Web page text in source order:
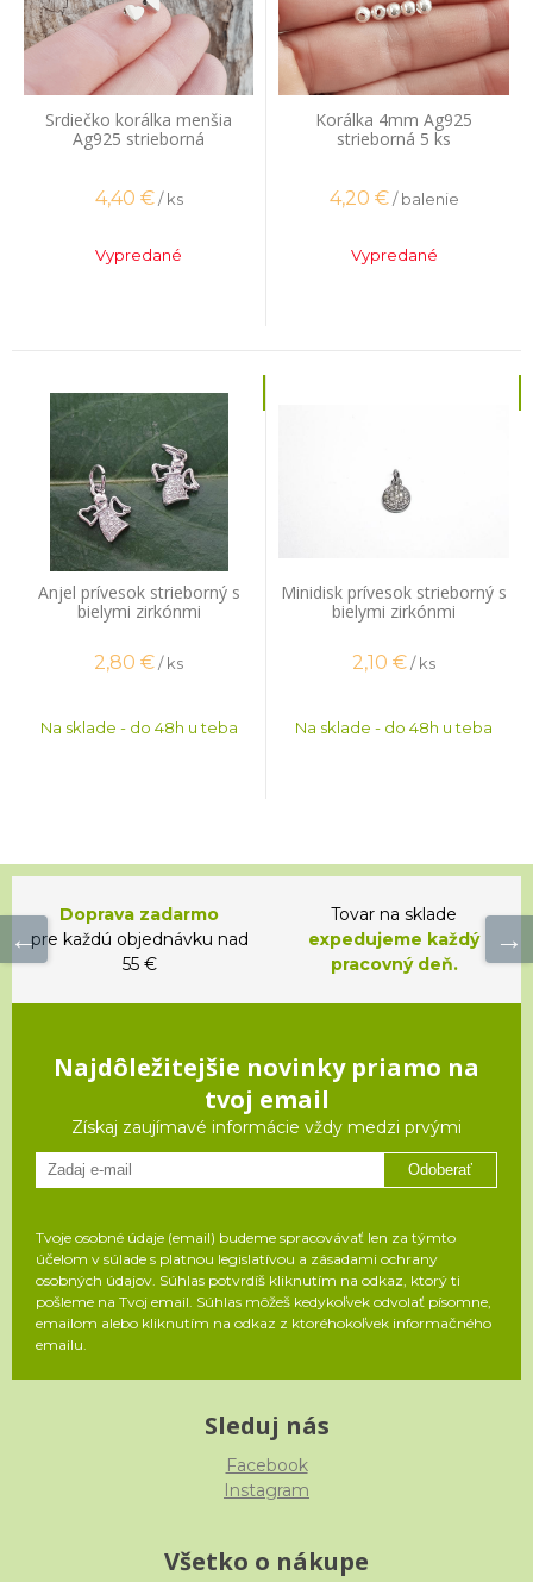
Srdiečko korálka menšia
Ag925 strieborná
4,40 € / ks
Vypredané
Korálka 4mm Ag925
strieborná 5 ks
4,20 € / balenie
Vypredané
Anjel prívesok strieborný s
bielymi zirkónmi
2,80 €/ ks
Na sklade - do 48h u teba
Minidisk prívesok strieborný s
bielymi zirkónmi
2,10 €/ ks
Na sklade - do 48h u teba
Doprava zadarmo
pre každú objednávku nad
55 €
Tovar na sklade
expedujeme každý
pracovný deň.
Najdôležitejšie novinky priamo na
tvoj email
Získaj zaujímavé informácie vždy medzi prvými
Odoberať
Tvoje osobné údaje (email) budeme spracovávať len za týmto
účelom v súlade s platnou legislatívou a zásadami ochrany
osobných údajov. Súhlas potvrdíš kliknutím na odkaz, ktorý ti
pošleme na Tvoj email. Súhlas môžeš kedykoľvek odvolať písomne,
emailom alebo kliknutím na odkaz z ktoréhokoľvek informačného
emailu.
Sleduj nás
Facebook
Instagram
Všetko o nákupe